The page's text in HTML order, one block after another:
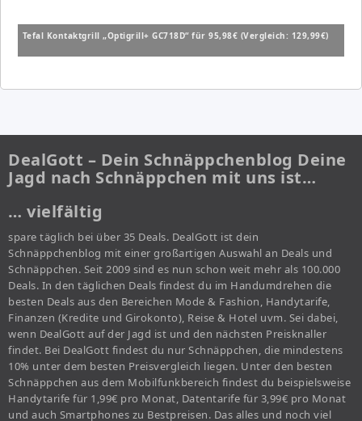
Tefal Kontaktgrill „Optigrill+ GC718D“ für 95,98€ (Vergleich: 129,99€)
DealGott – Dein Schnäppchenblog Deine
Jagd nach Schnäppchen mit uns ist…
… vielfältig
spare täglich bei über 35 Deals. DealGott ist dein
Schnäppchenblog mit einer großartigen Auswahl an Deals und
Schnäppchen. Seit 2009 sind es nun schon weit mehr als 100.000
Deals. In den täglichen Deals findest du im Handumdrehen die
besten Deals aus den Bereichen Mode & Fashion, Handytarife,
Finanzen (Kredite und Girokonto), Reise & Hotel uvm. Sei dabei,
wenn DealGott auf der Jagd ist und den nächsten Preisknaller
findet. Bei DealGott findest du nur Schnäppchen, die mindestens
10% unter dem besten Preisvergleich liegen. Unter den besten
Schnäppchen aus dem Mobilfunkbereich findest du beispielsweise
Handytarife für 1,99€ pro Monat, Datentarife für 3,99€ pro Monat
und auch Smartphones zu Bestpreisen. Das alles und noch viel